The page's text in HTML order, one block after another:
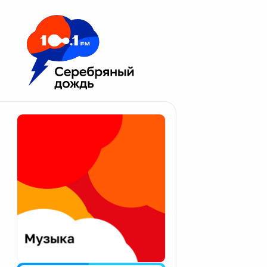
Москва 100.1 FM
Апатиты
Екатеринбург
Калининград
Калуга